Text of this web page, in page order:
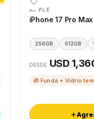
APPLE
iPhone 17 Pro Max
256GB 512GB
DESDE USD
🎁 Funda + Vidrio